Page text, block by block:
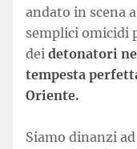
andato in scena
semplici omicidi
dei detonatori
tempesta
Oriente.
Siamo dinanzi